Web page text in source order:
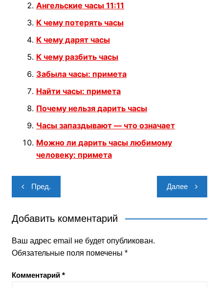
Ангельские часы 11:11
К чему потерять часы
К чему дарят часы
К чему разбить часы
Забыла часы: примета
Найти часы: примета
Почему нельзя дарить часы
Часы запаздывают — что означает
Можно ли дарить часы любимому
человеку: примета
Навигация
по
записям
Пред. Далее
Добавить комментарий
Ваш адрес email не будет опубликован.
Обязательные поля помечены *
Комментарий *